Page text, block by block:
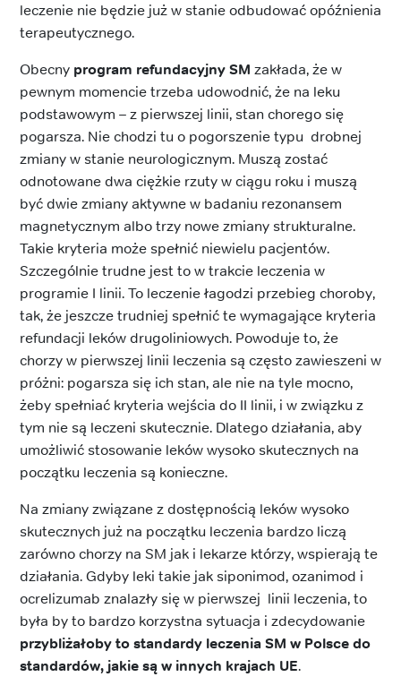
leczenie nie będzie już w stanie odbudować opóźnienia
terapeutycznego.
Obecny program refundacyjny SM zakłada, że w
pewnym momencie trzeba udowodnić, że na leku
podstawowym – z pierwszej linii, stan chorego się
pogarsza. Nie chodzi tu o pogorszenie typu drobnej
zmiany w stanie neurologicznym. Muszą zostać
odnotowane dwa ciężkie rzuty w ciągu roku i muszą
być dwie zmiany aktywne w badaniu rezonansem
magnetycznym albo trzy nowe zmiany strukturalne.
Takie kryteria może spełnić niewielu pacjentów.
Szczególnie trudne jest to w trakcie leczenia w
programie I linii. To leczenie łagodzi przebieg choroby,
tak, że jeszcze trudniej spełnić te wymagające kryteria
refundacji leków drugoliniowych. Powoduje to, że
chorzy w pierwszej linii leczenia są często zawieszeni w
próżni: pogarsza się ich stan, ale nie na tyle mocno,
żeby spełniać kryteria wejścia do II linii, i w związku z
tym nie są leczeni skutecznie. Dlatego działania, aby
umożliwić stosowanie leków wysoko skutecznych na
początku leczenia są konieczne.
Na zmiany związane z dostępnością leków wysoko
skutecznych już na początku leczenia bardzo liczą
zarówno chorzy na SM jak i lekarze którzy, wspierają te
działania. Gdyby leki takie jak siponimod, ozanimod i
ocrelizumab znalazły się w pierwszej linii leczenia, to
była by to bardzo korzystna sytuacja i zdecydowanie
przybliżałoby to standardy leczenia SM w Polsce do
standardów, jakie są w innych krajach UE.